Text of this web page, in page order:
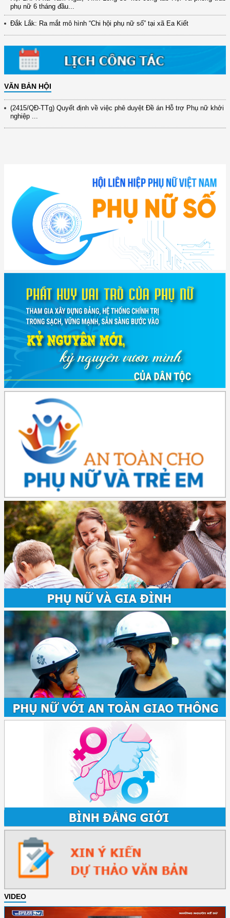
phụ nữ 6 tháng đầu...
Đắk Lắk: Ra mắt mô hình “Chi hội phụ nữ số” tại xã Ea Kiết
VĂN BẢN HỘI
(12/TB-HĐKH) V/v đăng ký, đề xuất nhiệm vụ Khoa học, công nghệ và
đổi mới ...
(898/KH/ĐCT) Kế hoạch thực hiện Quyết định số 2415/QĐ-TTg ngày
31/10/2025 ...
(417/QĐ-BNNMT) Quyết định phê duyệt Chương trình mục tiêu quốc gia
xây dựng ...
(891/KH-ĐCT) Kế hoạch thực hiện Nghị quyết số 72-NQ/TW ngày
9/9/2025 của Bộ ...
(2415/QĐ-TTg) Quyết định về việc phê duyệt Đề án Hỗ trợ Phụ nữ khởi
nghiệp ...
VIDEO